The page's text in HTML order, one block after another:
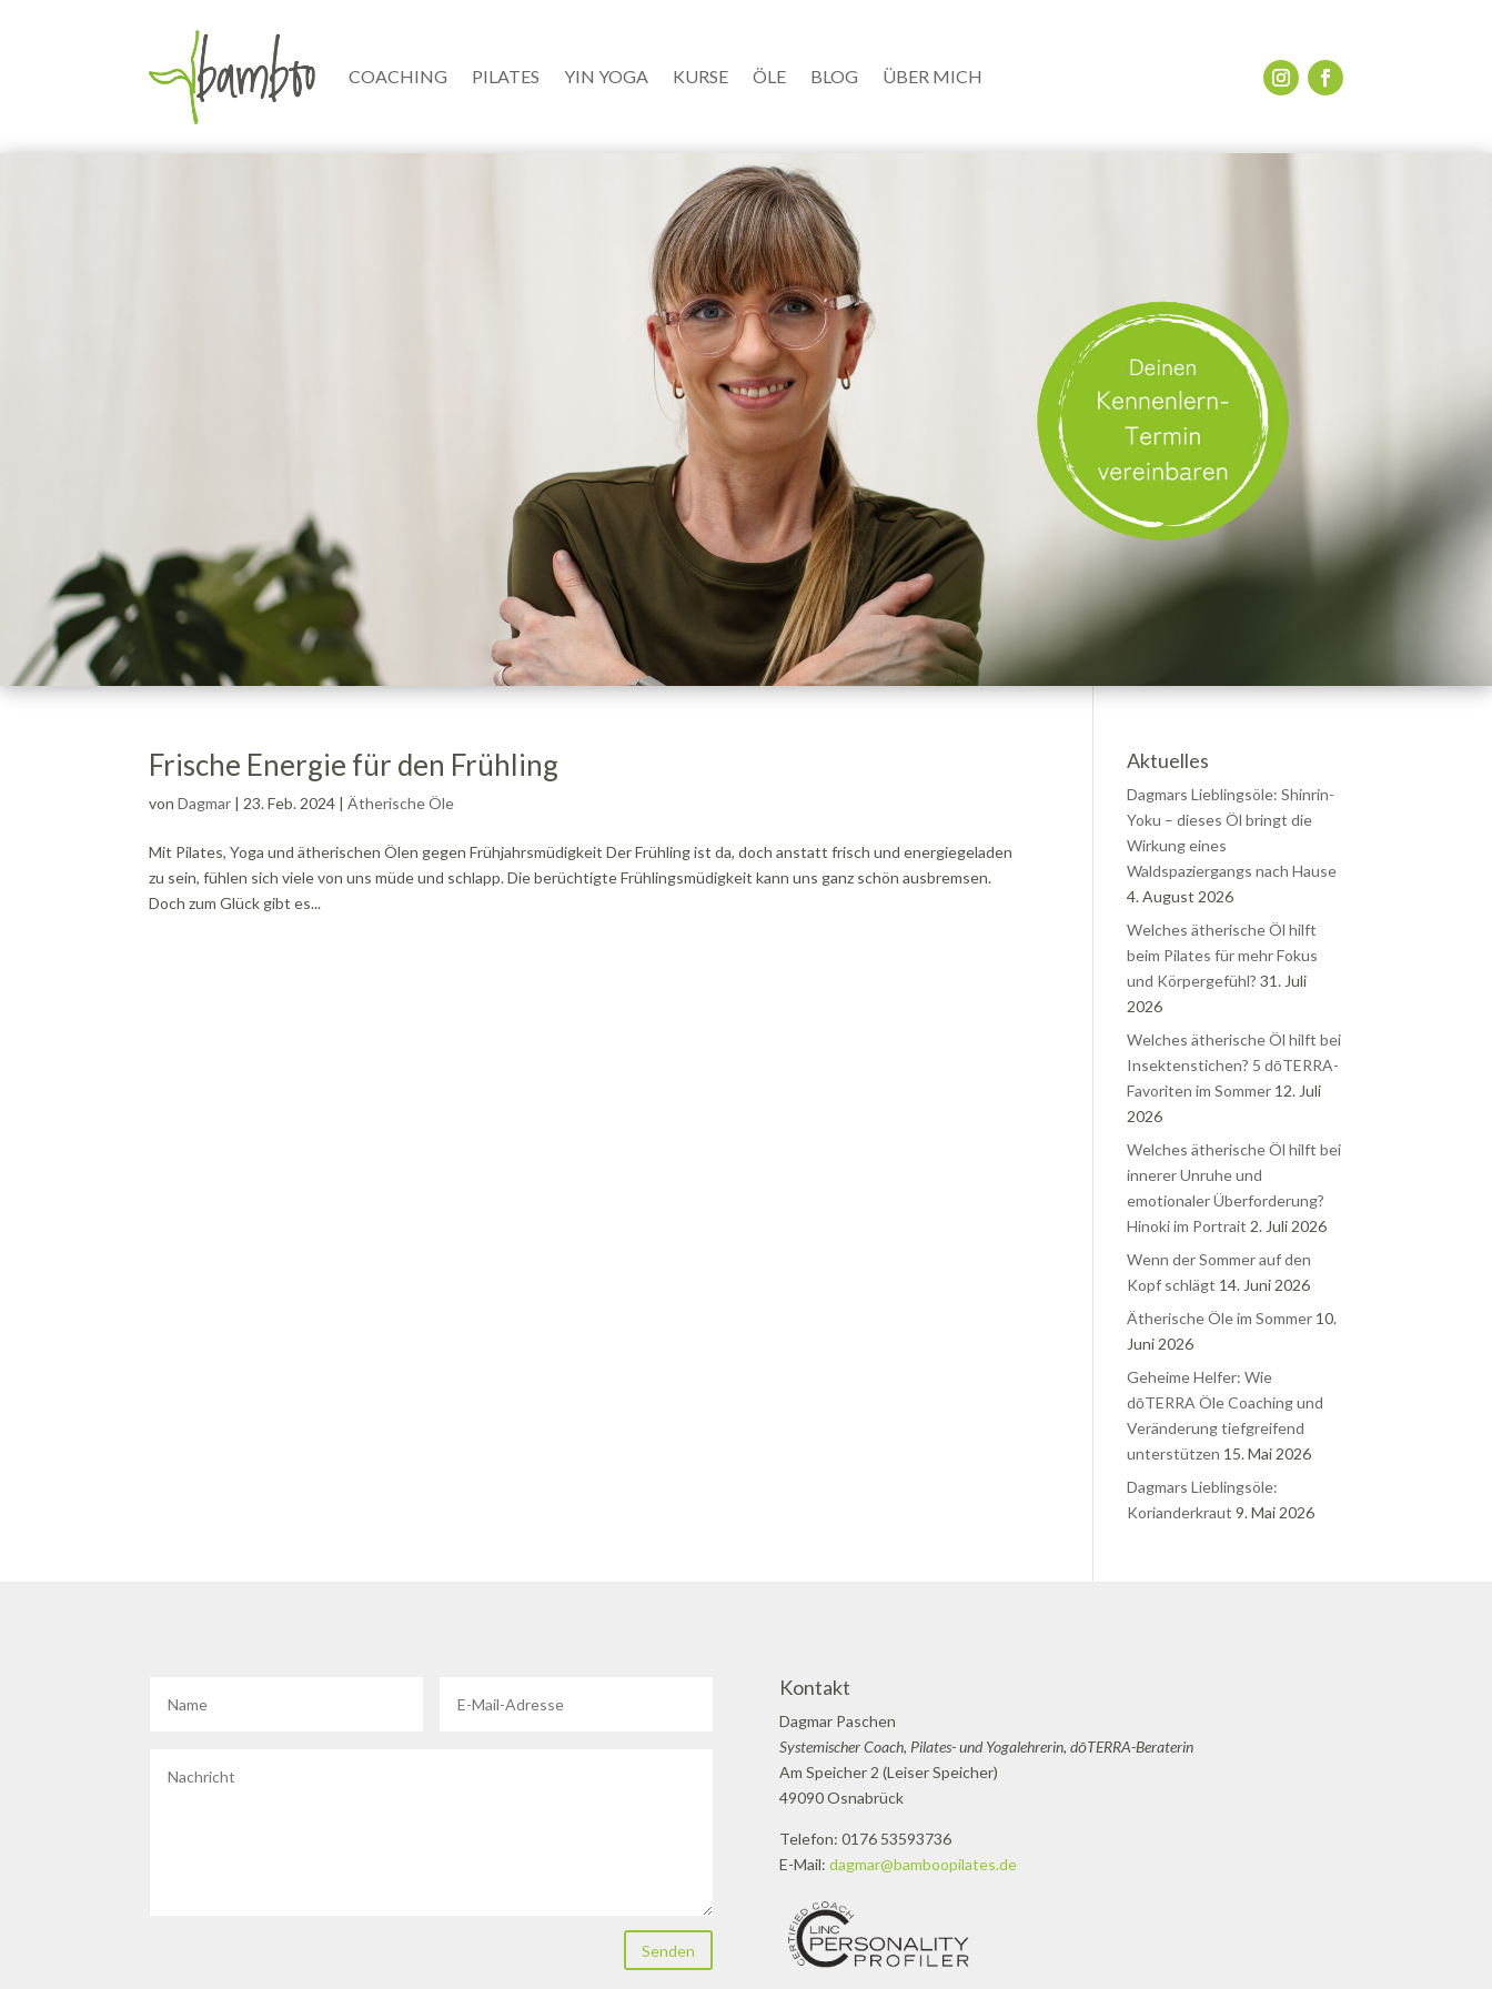
COACHING PILATES YIN YOGA KURSE ÖLE BLOG ÜBER MICH
Frische Energie für den Frühling
vonDagmar | 23. Feb. 2024 |Ätherische Öle
Mit Pilates, Yoga und ätherischen Ölen gegen Frühjahrsmüdigkeit Der Frühling ist da, doch anstatt frisch und energiegeladen
zu sein, fühlen sich viele von uns müde und schlapp. Die berüchtigte Frühlingsmüdigkeit kann uns ganz schön ausbremsen.
Doch zum Glück gibt es...
Aktuelles
Dagmars Lieblingsöle: Shinrin-
Yoku – dieses Öl bringt die
Wirkung eines
Waldspaziergangs nach Hause
4. August 2026
Welches ätherische Öl hilft
beim Pilates für mehr Fokus
und Körpergefühl? 31. Juli
2026
Welches ätherische Öl hilft bei
Insektenstichen? 5 dōTERRA-
Favoriten im Sommer 12. Juli
2026
Welches ätherische Öl hilft bei
innerer Unruhe und
emotionaler Überforderung?
Hinoki im Portrait 2. Juli 2026
Wenn der Sommer auf den
Kopf schlägt 14. Juni 2026
Ätherische Öle im Sommer 10.
Juni 2026
Geheime Helfer: Wie
dōTERRA Öle Coaching und
Veränderung tiefgreifend
unterstützen 15. Mai 2026
Dagmars Lieblingsöle:
Korianderkraut 9. Mai 2026
Senden
Kontakt
Dagmar Paschen
Systemischer Coach, Pilates- und Yogalehrerin, dōTERRA-Beraterin
Am Speicher 2 (Leiser Speicher)
49090 Osnabrück
Telefon: 0176 53593736
E-Mail: dagmar@bamboopilates.de